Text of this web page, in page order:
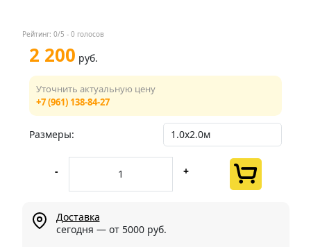
Рейтинг: 0/5 - 0 голосов
2 200 руб.
Уточнить актуальную цену
+7 (961) 138-84-27
Размеры:
- +
Доставка
сегодня — от 5000 руб.